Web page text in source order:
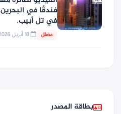
فندقًا في
في تل أبيب.
مضلل
بطاقة المصدر